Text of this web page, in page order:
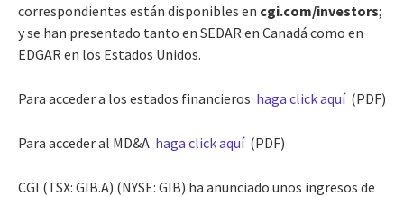
correspondientes están disponibles en cgi.com/investors;
y se han presentado tanto en SEDAR en Canadá como en
EDGAR en los Estados Unidos.
Para acceder a los estados financieros haga click aquí (PDF)
Para acceder al MD&A haga click aquí (PDF)
CGI (TSX: GIB.A) (NYSE: GIB) ha anunciado unos ingresos de